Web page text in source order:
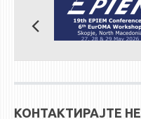
КОНТАКТИРАЈТЕ НЕ